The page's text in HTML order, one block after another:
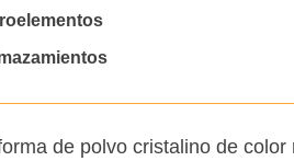
de polvo cristalino de